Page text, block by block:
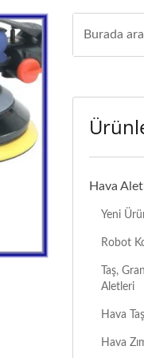
Hava
Yeni
Robot
Taş,
Aletleri
Hava
Hava